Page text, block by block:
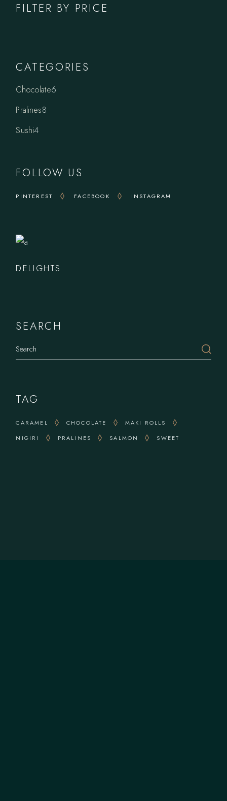
FILTER BY PRICE
CATEGORIES
Chocolate6products
Pralines8products
Sushi4products
FOLLOW US
PINTEREST FACEBOOK INSTAGRAM
DELIGHTS
SEARCH
Search
TAG
CARAMEL CHOCOLATE
MAKI ROLLS
NIGIRI
PRALINES SALMON SWEET